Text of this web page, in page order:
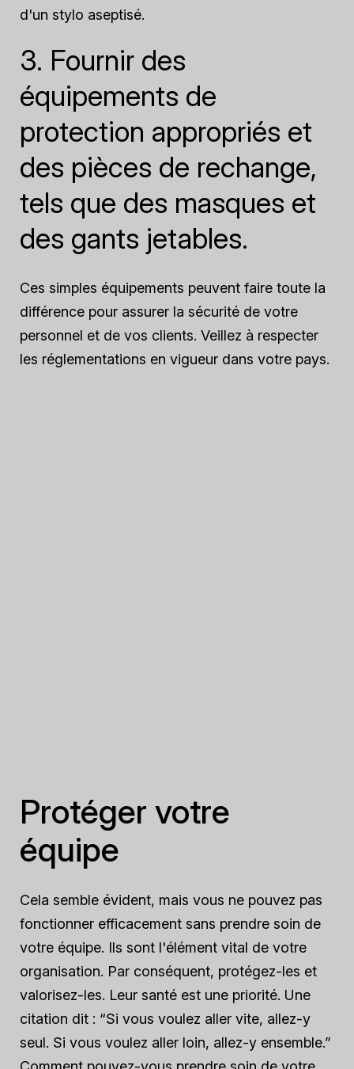
d'un stylo aseptisé.
3. Fournir des
équipements de
protection appropriés et
des pièces de rechange,
tels que des masques et
des gants jetables.
Ces simples équipements peuvent faire toute la
différence pour assurer la sécurité de votre
personnel et de vos clients. Veillez à respecter
les réglementations en vigueur dans votre pays.
Protéger votre
équipe
Cela semble évident, mais vous ne pouvez pas
fonctionner efficacement sans prendre soin de
votre équipe. Ils sont l'élément vital de votre
organisation. Par conséquent, protégez-les et
valorisez-les. Leur santé est une priorité. Une
citation dit : “Si vous voulez aller vite, allez-y
seul. Si vous voulez aller loin, allez-y ensemble.”